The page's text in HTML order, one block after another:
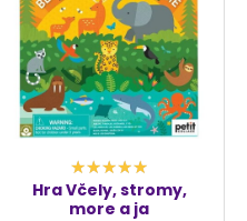
Hra Včely, stromy,
more a ja